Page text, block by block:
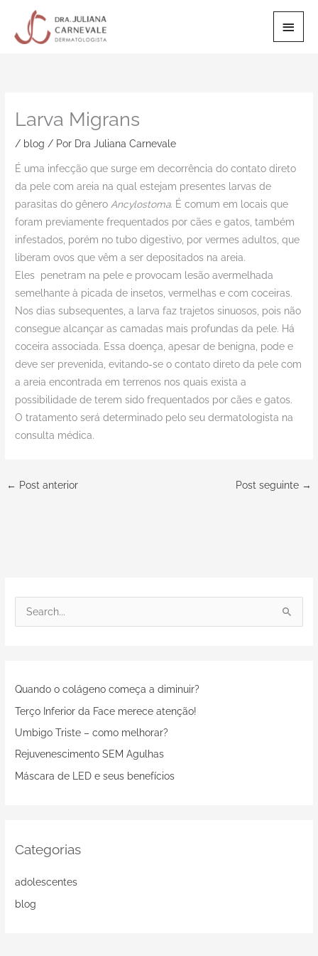
Larva Migrans
/ blog / Por Dra Juliana Carnevale
É uma infecção que surge em decorrência do contato direto
da pele com areia na qual estejam presentes larvas de
parasitas do gênero Ancylostoma. É comum em locais que
foram previamente frequentados por cães e gatos, também
infestados, porém no tubo digestivo, por vermes adultos, que
liberam ovos que vêm a ser depositados na areia.
Eles penetram na pele e provocam lesão avermelhada
semelhante à picada de insetos, vermelhas e com coceiras.
Nos dias subsequentes, a larva faz trajetos sinuosos, pois não
consegue alcançar as camadas mais profundas da pele. Há
coceira associada. Essa doença, apesar de benigna, pode e
deve ser prevenida, evitando-se o contato direto da pele com
a areia encontrada em terrenos nos quais exista a
possibilidade de terem sido frequentados por cães e gatos.
O tratamento será determinado pelo seu dermatologista na
consulta médica.
← Post anterior Post seguinte →
u
i
s
a
:
Quando o colágeno começa a diminuir?
Terço Inferior da Face merece atenção!
Umbigo Triste – como melhorar?
Rejuvenescimento SEM Agulhas
Máscara de LED e seus benefícios
Categorias
adolescentes
blog